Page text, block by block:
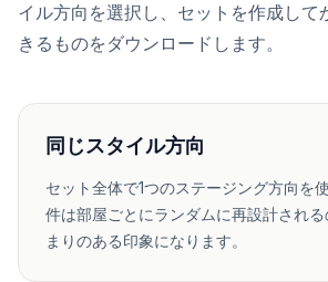
イル方向を選択し、セットを作成して
きるものをダウンロードします。
同じスタイル方向
セット全体で1つのステージング方向を
件は部屋ごとにランダムに再設計され
まりのある印象になります。